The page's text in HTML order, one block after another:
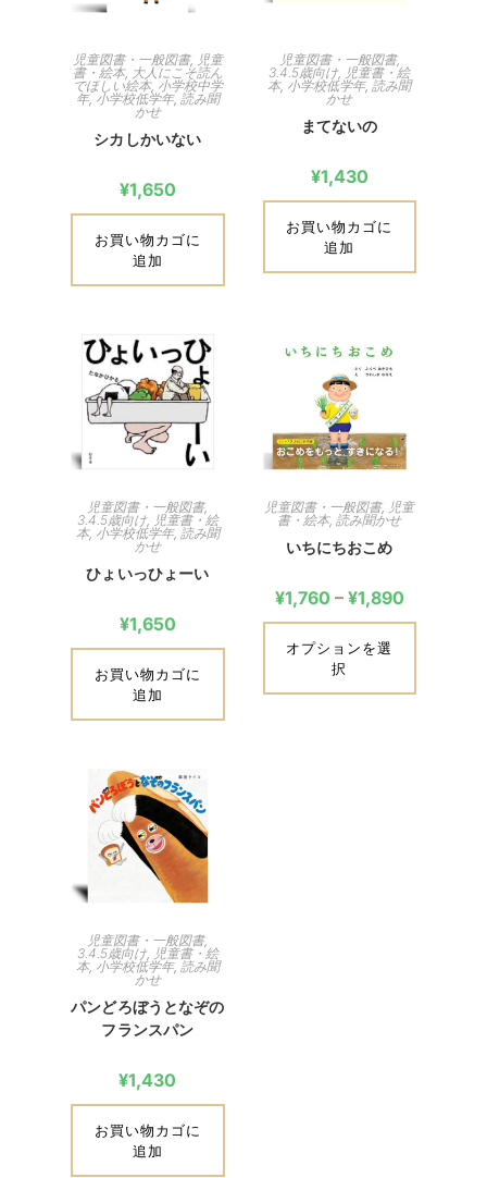
児童図書・一般図書, 児童
書・絵本, 大人にこそ読ん
でほしい絵本, 小学校中学
年, 小学校低学年, 読み聞
かせ
シカしかいない
¥1,650
お買い物カゴに
追加
児童図書・一般図書,
3.4.5歳向け, 児童書・絵
本, 小学校低学年,読み聞
かせ
まてないの
¥1,430
お買い物カゴに
追加
児童図書・一般図書,
3.4.5歳向け, 児童書・絵
本, 小学校低学年, 読み聞
かせ
ひょいっひょーい
¥1,650
お買い物カゴに
追加
児童図書・一般図書, 児童
書・絵本,読み聞かせ
いちにちおこめ
¥1,760 – ¥1,890
オプションを選
択
児童図書・一般図書,
3.4.5歳向け, 児童書・絵
本, 小学校低学年, 読み聞
かせ
パンどろぼうとなぞの
フランスパン
¥1,430
お買い物カゴに
追加